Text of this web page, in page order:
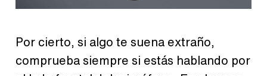
Por cierto, si algo te suena extraño,
comprueba siempre si estás hablando por